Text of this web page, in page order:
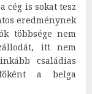
cég is sokat tesz
eredménynek
többsége nem
itt nem
családias
a belga